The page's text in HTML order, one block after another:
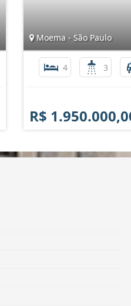
Moema - São Paulo
4 3
R$